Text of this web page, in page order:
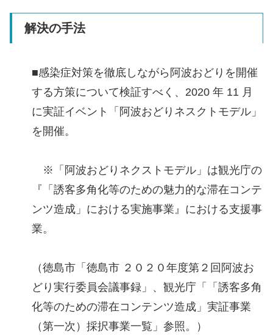
解決の手法
■感染症対策を徹底しながら阿波おどりを開催
する方策について検証すべく、2020 年 11 月
に実証イベント「阿波おどりネスクトモデル」
を開催。
※「阿波おどりネクストモデル」は観光庁の
『「誘客多角化等のための魅力的な滞在コンテ
ンツ造成」における実施事業』における支援事
業。
（徳島市「徳島市 ２０２０年度第２回阿波お
どり実行委員会議事録」、観光庁「「誘客多角
化等のための滞在コンテンツ造成」実証事業
（第一次）採択事業一覧」参照。）